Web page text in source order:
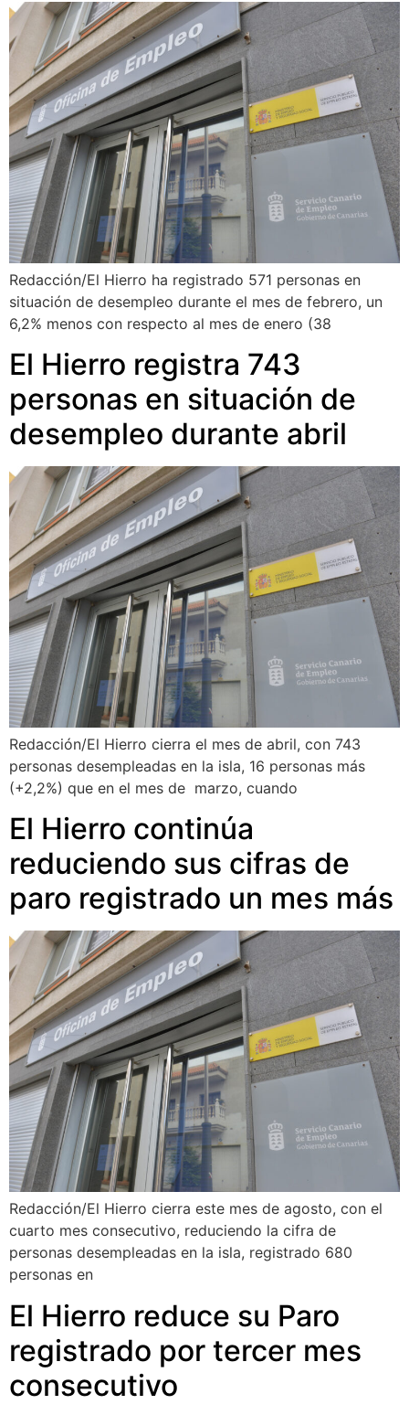
Redacción/El Hierro ha registrado 571 personas en
situación de desempleo durante el mes de febrero, un
6,2% menos con respecto al mes de enero (38
El Hierro registra 743
personas en situación de
desempleo durante abril
Redacción/El Hierro cierra el mes de abril, con 743
personas desempleadas en la isla, 16 personas más
(+2,2%) que en el mes de marzo, cuando
El Hierro continúa
reduciendo sus cifras de
paro registrado un mes más
Redacción/El Hierro cierra este mes de agosto, con el
cuarto mes consecutivo, reduciendo la cifra de
personas desempleadas en la isla, registrado 680
personas en
El Hierro reduce su Paro
registrado por tercer mes
consecutivo